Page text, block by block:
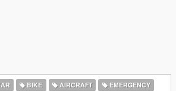
BIKE AIRCRAFT
EMERGENCY